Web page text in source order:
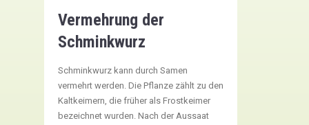
Vermehrung der
Schminkwurz
Schminkwurz kann durch Samen
vermehrt werden. Die Pflanze zählt zu den
Kaltkeimern, die früher als Frostkeimer
bezeichnet wurden. Nach der Aussaat